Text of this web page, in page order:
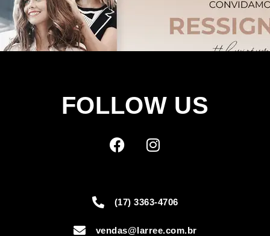
(17) 3363-4706
vendas@larree.com.br
FOLLOW US